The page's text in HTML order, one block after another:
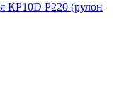
КР10D Р220 (рулон